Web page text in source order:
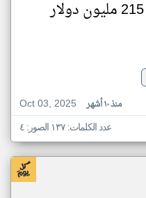
الحكومة تقترض 215 مليون دولار
Oct 03, 2025
منذ ١٠ أشهر
عدد الكلمات: ١٣٧ الصور: ٤